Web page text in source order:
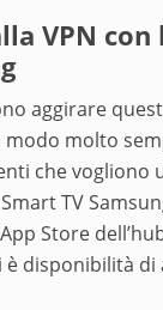
VPN con
aggirare
molto
che vogliono
TV
Store
è disponibilità di